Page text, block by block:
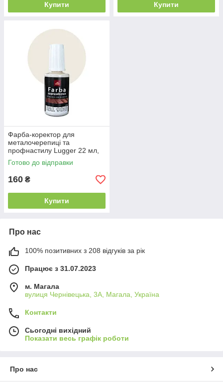
Купити Купити
Фарба-коректор для
металочерепиці та
профнастилу Lugger 22 мл,
RAL 9010 біла
Готово до відправки
160 ₴
Купити
Про нас
100% позитивних з 208 відгуків за рік
Працює з 31.07.2023
м. Магала
вулиця Чернівецька, 3А, Магала, Україна
Контакти
Сьогодні вихідний
Показати весь графік роботи
Про нас